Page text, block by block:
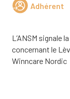
Adhérent
L’ANSM signale
concernant le
Winncare Nordic